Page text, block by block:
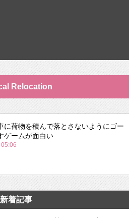
Relocation
に荷物を積んで落とさないようにゴー
ゲームが面白い
新着記事